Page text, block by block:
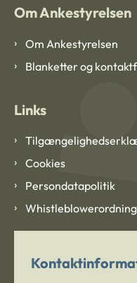
Om Ankestyrelsen
Om Ankestyrelsen
Blanketter og
Links
Cookies
Persondatapolitik
Whistleblowerordning